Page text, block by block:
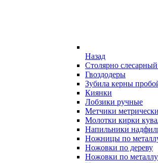
Назад
Столярно
Гвоздодеры
Зубила керны
Киянки
Лобзики ручные
Метчики
Молотки кирки
Напильники
Ножницы по
Ножовки по дереву
Ножовки по металлу